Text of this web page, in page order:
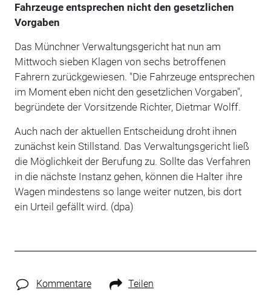
Fahrzeuge entsprechen nicht den gesetzlichen
Vorgaben
Das Münchner Verwaltungsgericht hat nun am
Mittwoch sieben Klagen von sechs betroffenen
Fahrern zurückgewiesen. "Die Fahrzeuge entsprechen
im Moment eben nicht den gesetzlichen Vorgaben",
begründete der Vorsitzende Richter, Dietmar Wolff.
Auch nach der aktuellen Entscheidung droht ihnen
zunächst kein Stillstand. Das Verwaltungsgericht ließ
die Möglichkeit der Berufung zu. Sollte das Verfahren
in die nächste Instanz gehen, können die Halter ihre
Wagen mindestens so lange weiter nutzen, bis dort
ein Urteil gefällt wird. (dpa)
Kommentare Teilen